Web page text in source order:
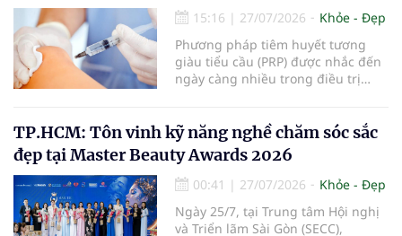
chí tử vong do các biến chứng của
15:16 | 27/07/2026
Khỏe - Đẹp
Phương pháp tiêm huyết tương
giàu tiểu cầu (PRP) được nhắc đến
ngày càng nhiều trong điều trị
chậm tiến triển bệnh. Vậy PRP hoạt
động theo cơ chế nào, mang lại
hiệu quả ra sao và những ai sẽ
phù hợp với phương pháp này?
TP.HCM: Tôn vinh kỹ năng nghề chăm sóc sắc
đẹp tại Master Beauty Awards 2026
00:41 | 27/07/2026
Khỏe - Đẹp
Ngày 25/7, tại Trung tâm Hội nghị
và Triển lãm Sài Gòn (SECC),